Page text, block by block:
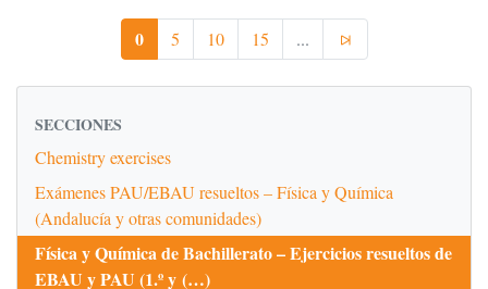
0 5 10 15 ...
SECCIONES
Chemistry exercises
Exámenes PAU/EBAU resueltos – Física y Química
(Andalucía y otras comunidades)
Física y Química de Bachillerato – Ejercicios resueltos de
EBAU y PAU (1.º y (…)